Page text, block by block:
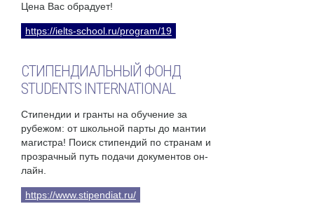
Цена Вас обрадует!
https://ielts-school.ru/program/19
СТИПЕНДИАЛЬНЫЙ ФОНД
STUDENTS INTERNATIONAL
Стипендии и гранты на обучение за
рубежом: от школьной парты до мантии
магистра! Поиск стипендий по странам и
прозрачный путь подачи документов он-
лайн.
https://www.stipendiat.ru/